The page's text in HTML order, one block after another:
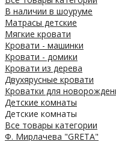
В наличии в шоуруме
Матрасы детские
Мягкие кровати
Кровати - машинки
Кровати - домики
Кровати из дерева
Двухярусные кровати
Кроватки для
Детские комнаты
Детские комнаты
Все товары категории
Ф. Мирлачева "GRETA"